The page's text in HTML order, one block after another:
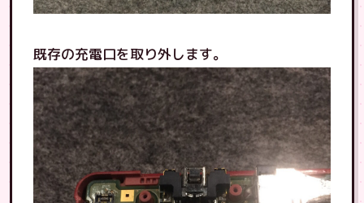
既存の充電口を取り外します。